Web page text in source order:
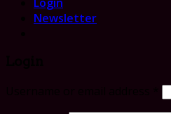
Newsletter